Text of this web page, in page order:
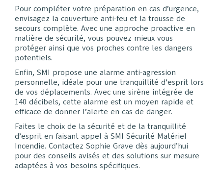
Pour compléter votre préparation en cas d’urgence,
envisagez la couverture anti-feu et la trousse de
secours complète. Avec une approche proactive en
matière de sécurité, vous pouvez mieux vous
protéger ainsi que vos proches contre les dangers
potentiels.
Enfin, SMI propose une alarme anti-agression
personnelle, idéale pour une tranquillité d’esprit lors
de vos déplacements. Avec une sirène intégrée de
140 décibels, cette alarme est un moyen rapide et
efficace de donner l’alerte en cas de danger.
Faites le choix de la sécurité et de la tranquillité
d’esprit en faisant appel à SMI Sécurité Matériel
Incendie. Contactez Sophie Grave dès aujourd’hui
pour des conseils avisés et des solutions sur mesure
adaptées à vos besoins spécifiques.